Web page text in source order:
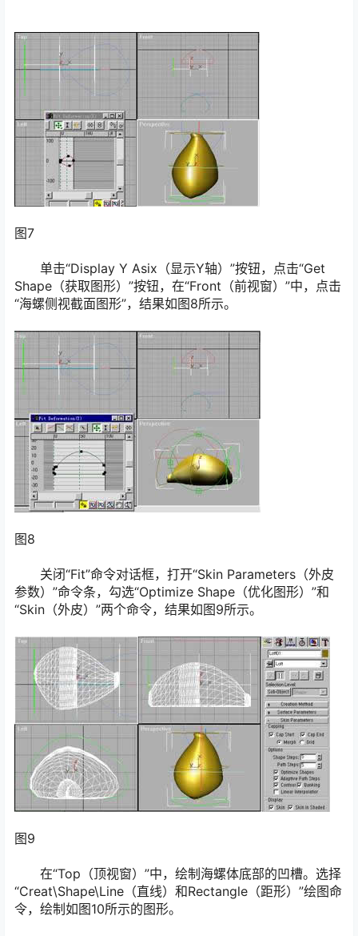
图7
单击“Display Y Asix（显示Y轴）”按钮，点击“Get
Shape（获取图形）”按钮，在“Front（前视窗）”中，点击
“海螺侧视截面图形”，结果如图8所示。
图8
关闭“Fit”命令对话框，打开“Skin Parameters（外皮
参数）”命令条，勾选“Optimize Shape（优化图形）”和
“Skin（外皮）”两个命令，结果如图9所示。
图9
在“Top（顶视窗）”中，绘制海螺体底部的凹槽。选择
“Creat\Shape\Line（直线）和Rectangle（距形）”绘图命
令，绘制如图10所示的图形。